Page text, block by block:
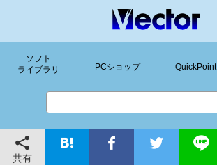
ソフト
ライブラリ
PCショップ QuickPoint
共有